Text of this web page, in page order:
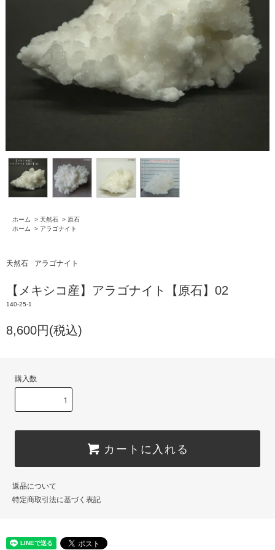
ホーム > 天然石 > 原石
ホーム
> アラゴナイト
天然石 アラゴナイト
【メキシコ産】アラゴナイト【原石】02
140-25-1
8,600円(税込)
購入数
カートに入れる
返品について
特定商取引法に基づく表記